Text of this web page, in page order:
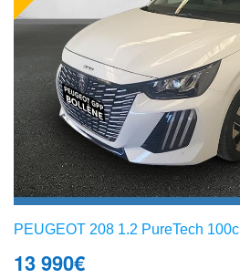
PEUGEOT 208 1.2 PureTech
13 990€